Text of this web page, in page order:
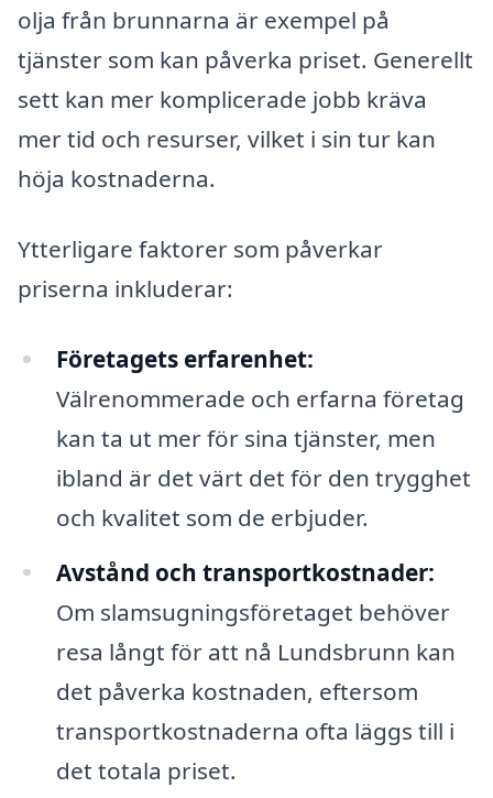
olja från brunnarna är exempel på
tjänster som kan påverka priset. Generellt
sett kan mer komplicerade jobb kräva
mer tid och resurser, vilket i sin tur kan
höja kostnaderna.
Ytterligare faktorer som påverkar
priserna inkluderar:
Företagets erfarenhet:
Välrenommerade och erfarna företag
kan ta ut mer för sina tjänster, men
ibland är det värt det för den trygghet
och kvalitet som de erbjuder.
Avstånd och transportkostnader:
Om slamsugningsföretaget behöver
resa långt för att nå Lundsbrunn kan
det påverka kostnaden, eftersom
transportkostnaderna ofta läggs till i
det totala priset.